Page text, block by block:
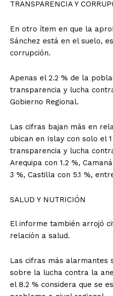
TRANSPARENCIA Y
En otro ítem en que la
Sánchez está en el suelo,
corrupción.
Apenas el 2.2 % de la
transparencia y lucha
Gobierno Regional.
Las cifras bajan más en
ubican en Islay con solo el
transparencia y lucha
Arequipa con 1.2 %,
3 %, Castilla con 5.1 %,
SALUD Y NUTRICIÓN
El informe también arrojó
relación a salud.
Las cifras más alarmantes
sobre la lucha contra la
el 8.2 % considera que se